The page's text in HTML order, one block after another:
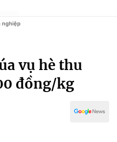
nghiệp
vụ hè thu
đồng/kg